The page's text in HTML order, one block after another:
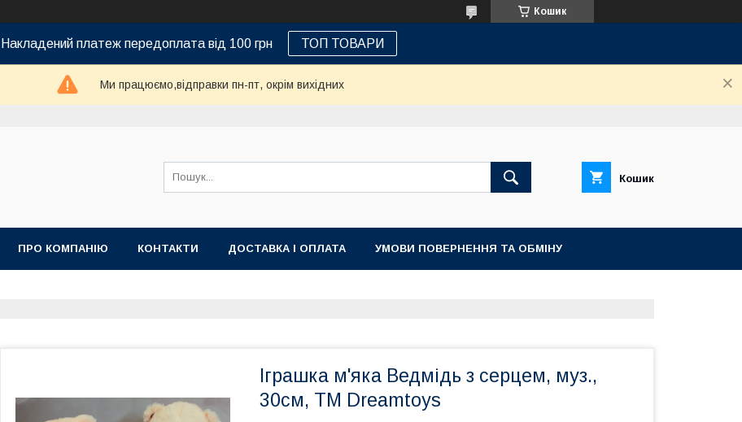
Кошик
Накладений платеж передоплата від 100 грн ТОП ТОВАРИ
Ми працюємо,відправки пн-пт, окрім вихідних
Кошик
ПРО КОМПАНІЮ КОНТАКТИ ДОСТАВКА І ОПЛАТА УМОВИ ПОВЕРНЕННЯ ТА ОБМІНУ
Іграшка м'яка Ведмідь з серцем, муз.,
30см, ТМ Dreamtoys